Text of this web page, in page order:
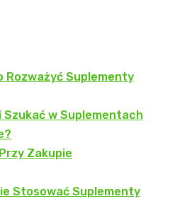
Rozważyć Suplementy
Szukać w Suplementach
Zakupie
Stosować Suplementy